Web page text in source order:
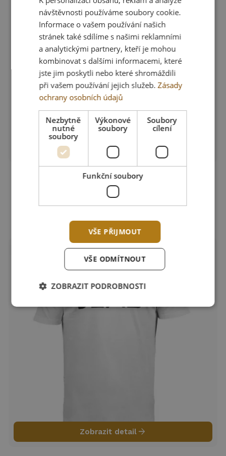
Zobrazit detail
DEV1S TRIČKO ŽLUTÉ
390 Kč
Zobrazit detailarrow_forward
návštěvnosti používáme soubory cookie.
Informace o vašem používání našich
stránek také sdílíme s našimi reklamními
a analytickými partnery, kteří je mohou
kombinovat s dalšími informacemi, které
jste jim poskytli nebo které shromáždili
při vašem používání jejich služeb.Zásady
ochrany osobních údajů
Nezbytně
nutné
soubory
Výkonové
soubory
Soubory
cílení
Funkční soubory
VŠE PŘIJMOUT
VŠE ODMÍTNOUT
ZOBRAZIT PODROBNOSTI